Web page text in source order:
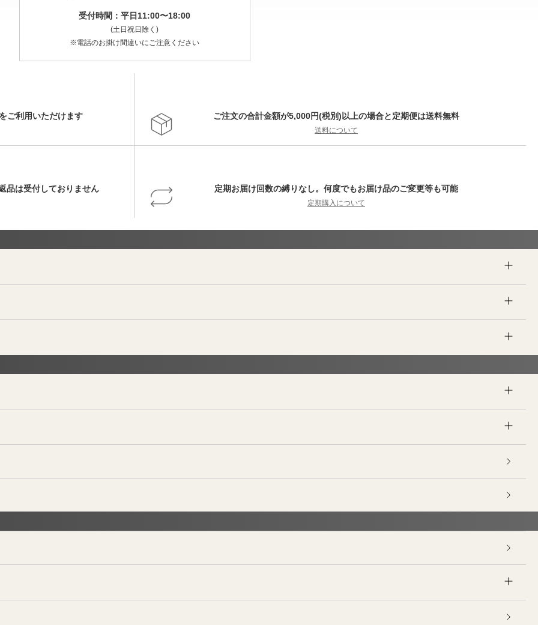
受付時間：平日11:00〜18:00
(土日祝日除く)
※電話のお掛け間違いにご注意ください
ご利用いただけます ご注文の合計金額が5,000円(税別)以上の場合と定期便は送料無料
送料について
品は受付しておりません 定期お届け回数の縛りなし。何度でもお届け品のご変更等も可能
定期購入について